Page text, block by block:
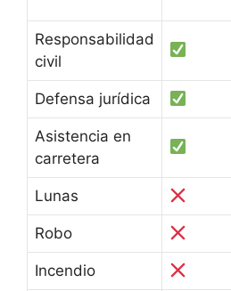
Responsabilidad
civil
Defensa jurídica
Asistencia en
carretera
Lunas
Robo
Incendio